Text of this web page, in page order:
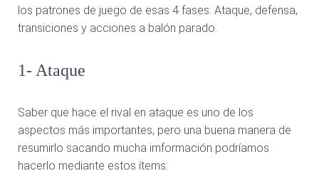
los patrones de juego de esas 4 fases: Ataque, defensa,
transiciones y acciones a balón parado.
1- Ataque
Saber que hace el rival en ataque es uno de los
aspectos más importantes, pero una buena manera de
resumirlo sacando mucha imformación podríamos
hacerlo mediante estos ítems: